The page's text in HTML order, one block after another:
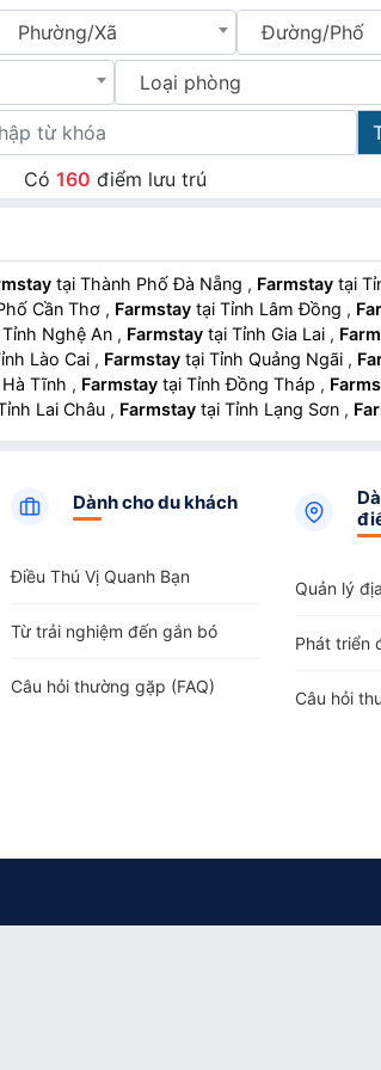
Phường/Xã Đường/Phố
Loại phòng
Có 160 điểm lưu trú
tại Thành Phố Đà Nẵng , Farmstay tại
Cần Thơ , Farmstay tại Tỉnh Lâm Đồng ,
Nghệ An , Farmstay tại Tỉnh Gia Lai ,
Lào Cai , Farmstay tại Tỉnh Quảng Ngãi ,
Tĩnh , Farmstay tại Tỉnh Đồng Tháp ,
Lai Châu , Farmstay tại Tỉnh Lạng Sơn ,
Dành cho du khách
Điều Thú Vị Quanh Bạn
Từ trải nghiệm đến gắn bó
Câu hỏi thường gặp (FAQ)
Quản lý
Phát triển
Câu hỏi